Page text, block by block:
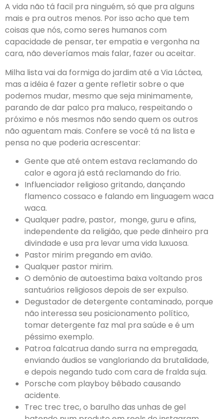
A vida não tá facil pra ninguém, só que pra alguns
mais e pra outros menos. Por isso acho que tem
coisas que nós, como seres humanos com
capacidade de pensar, ter empatia e vergonha na
cara, não deveríamos mais falar, fazer ou aceitar.
Milha lista vai da formiga do jardim até a Via Láctea,
mas a idéia é fazer a gente refletir sobre o que
podemos mudar, mesmo que seja minimamente,
parando de dar palco pra maluco, respeitando o
próximo e nós mesmos não sendo quem os outros
não aguentam mais. Confere se você tá na lista e
pensa no que poderia acrescentar:
Gente que até ontem estava reclamando do
calor e agora já está reclamando do frio.
Influenciador religioso gritando, dançando
flamenco cossaco e falando em linguagem waca
waca.
Qualquer padre, pastor, monge, guru e afins,
independente da religião, que pede dinheiro pra
divindade e usa pra levar uma vida luxuosa.
Pastor mirim pregando em avião.
Qualquer pastor mirim.
O demônio de autoestima baixa voltando pros
santuários religiosos depois de ser expulso.
Degustador de detergente contaminado, porque
não interessa seu posicionamento político,
tomar detergente faz mal pra saúde e é um
péssimo exemplo.
Patroa falcatrua dando surra na empregada,
enviando áudios se vangloriando da brutalidade,
e depois negando tudo com cara de fralda suja.
Porsche com playboy bêbado causando
acidente.
Trec trec trec, o barulho das unhas de gel